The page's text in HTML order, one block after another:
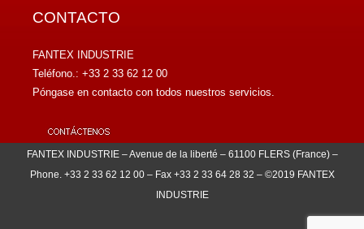
CONTACTO
FANTEX INDUSTRIE
Teléfono.: +33 2 33 62 12 00
Póngase en contacto con todos nuestros servicios.
FANTEX INDUSTRIE – Avenue de la liberté – 61100 FLERS (France) –
Phone. +33 2 33 62 12 00 – Fax +33 2 33 64 28 32 – ©2019 FANTEX
INDUSTRIE